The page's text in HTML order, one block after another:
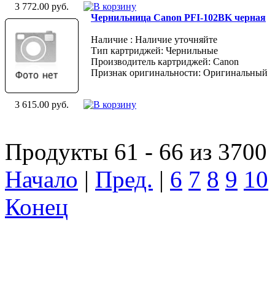
3 772.00 руб.
Чернильница Canon PFI-102BK черная
Наличие : Наличие уточняйте
Тип картриджей: Чернильные
Производитель картриджей: Canon
Признак оригинальности: Оригинальный
3 615.00 руб.
Продукты 61 - 66 из 3700
Начало | Пред. | 6 7 8 9 10
Конец